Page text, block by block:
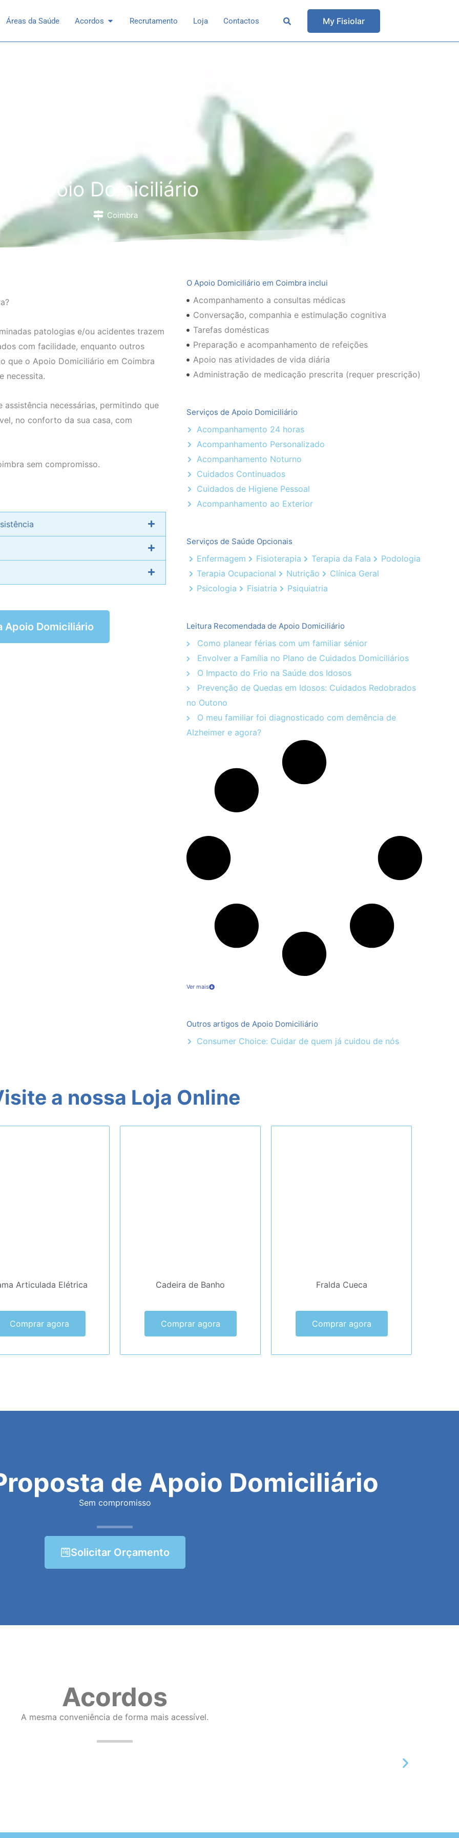
Especialidades
Áreas da Saúde Acordos Open Acordos
Recrutamento Loja Contactos My Fisiolar
Apoio Domiciliário
Coimbra
patologias e/ou acidentes trazem
com facilidade, enquanto outros
que o Apoio Domiciliário em Coimbra
necessita.
necessárias, permitindo que
no conforto da sua casa, com
sem compromisso.
Apoio Domiciliário
O Apoio Domiciliário em Coimbra inclui
Acompanhamento a consultas médicas
Conversação, companhia e estimulação cognitiva
Tarefas domésticas
Preparação e acompanhamento de refeições
Apoio nas atividades de vida diária
Administração de medicação prescrita (requer prescrição)
Serviços de Apoio Domiciliário
Acompanhamento 24 horas
Acompanhamento Personalizado
Acompanhamento Noturno
Cuidados Continuados
Cuidados de Higiene Pessoal
Acompanhamento ao Exterior
Serviços de Saúde Opcionais
Enfermagem Fisioterapia Terapia da Fala
Podologia
Terapia Ocupacional
Nutrição
Clínica Geral
Psicologia
Fisiatria Psiquiatria
Leitura Recomendada de Apoio Domiciliário
Como planear férias com um familiar sénior
Envolver a Família no Plano de Cuidados Domiciliários
O Impacto do Frio na Saúde dos Idosos
Prevenção de Quedas em Idosos: Cuidados Redobrados
no Outono
O meu familiar foi diagnosticado com demência de
Alzheimer e agora?
Ver mais
Outros artigos de Apoio Domiciliário
Consumer Choice: Cuidar de quem já cuidou de nós
a nossa Loja Online
Articulada Elétrica
Comprar agora
Cadeira de Banho
Comprar agora
Fralda Cueca
Comprar agora
de Apoio Domiciliário
Sem compromisso
Solicitar Orçamento
Acordos
A mesma conveniência de forma mais acessível.